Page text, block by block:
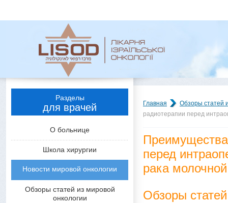
Разделы
для врачей
О больнице
Школа хирургии
Новости мировой онкологии
Обзоры статей из мировой
онкологии
Главная
Обзоры статей
радиотерапии перед
перед
рака
Обзоры